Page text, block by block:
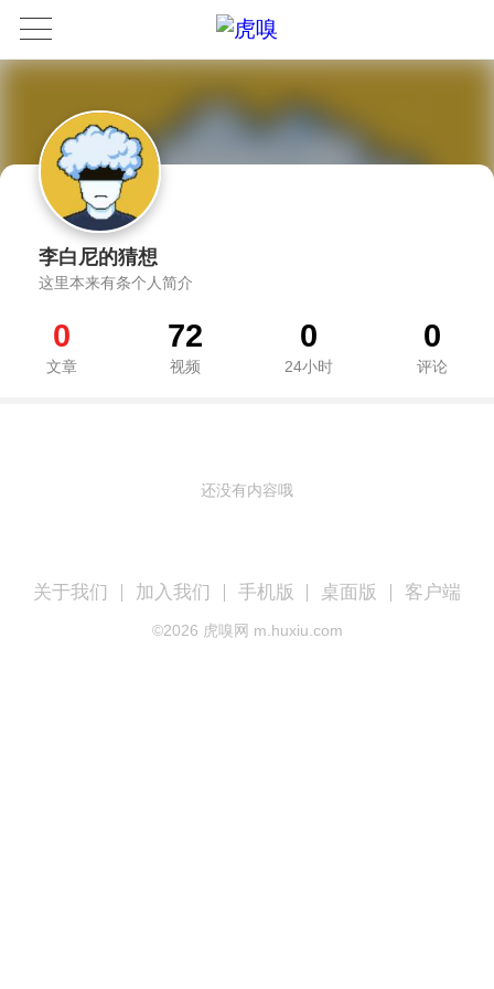
李白尼的猜想
这里本来有条个人简介
0
文章
72
视频
0
24小时
0
评论
还没有内容哦
关于我们 加入我们 手机版 桌面版 客户端
©2026 虎嗅网 m.huxiu.com